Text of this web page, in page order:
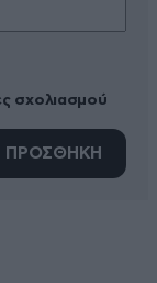
σχολιασμού
ΠΡΟΣΘΗΚΗ